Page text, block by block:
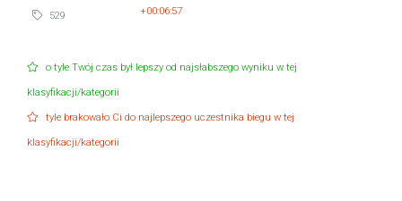
529
+00:06:57
o tyle Twój czas był lepszy od najsłabszego wyniku w tej
klasyfikacji/kategorii
tyle brakowało Ci do najlepszego uczestnika biegu w tej
klasyfikacji/kategorii